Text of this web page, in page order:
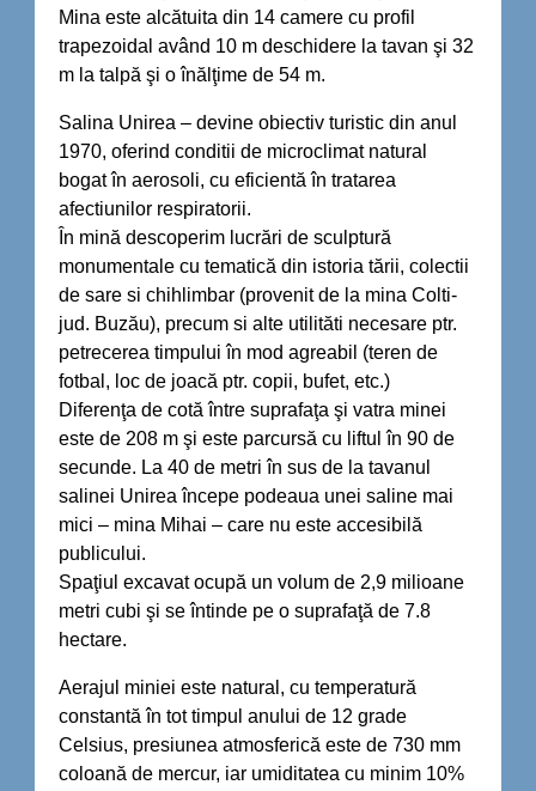
Mina este alcătuita din 14 camere cu profil
trapezoidal având 10 m deschidere la tavan şi 32
m la talpă şi o înălţime de 54 m.
Salina Unirea – devine obiectiv turistic din anul
1970, oferind conditii de microclimat natural
bogat în aerosoli, cu eficientă în tratarea
afectiunilor respiratorii.
În mină descoperim lucrări de sculptură
monumentale cu tematică din istoria tării, colectii
de sare si chihlimbar (provenit de la mina Colti-
jud. Buzău), precum si alte utilităti necesare ptr.
petrecerea timpului în mod agreabil (teren de
fotbal, loc de joacă ptr. copii, bufet, etc.)
Diferenţa de cotă între suprafaţa şi vatra minei
este de 208 m şi este parcursă cu liftul în 90 de
secunde. La 40 de metri în sus de la tavanul
salinei Unirea începe podeaua unei saline mai
mici – mina Mihai – care nu este accesibilă
publicului.
Spaţiul excavat ocupă un volum de 2,9 milioane
metri cubi şi se întinde pe o suprafaţă de 7.8
hectare.
Aerajul miniei este natural, cu temperatură
constantă în tot timpul anului de 12 grade
Celsius, presiunea atmosferică este de 730 mm
coloană de mercur, iar umiditatea cu minim 10%